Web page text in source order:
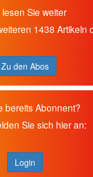
Sie weiter
1438 Artikeln
Zu den Abos
bereits Abonnent?
Sie sich hier an:
Login